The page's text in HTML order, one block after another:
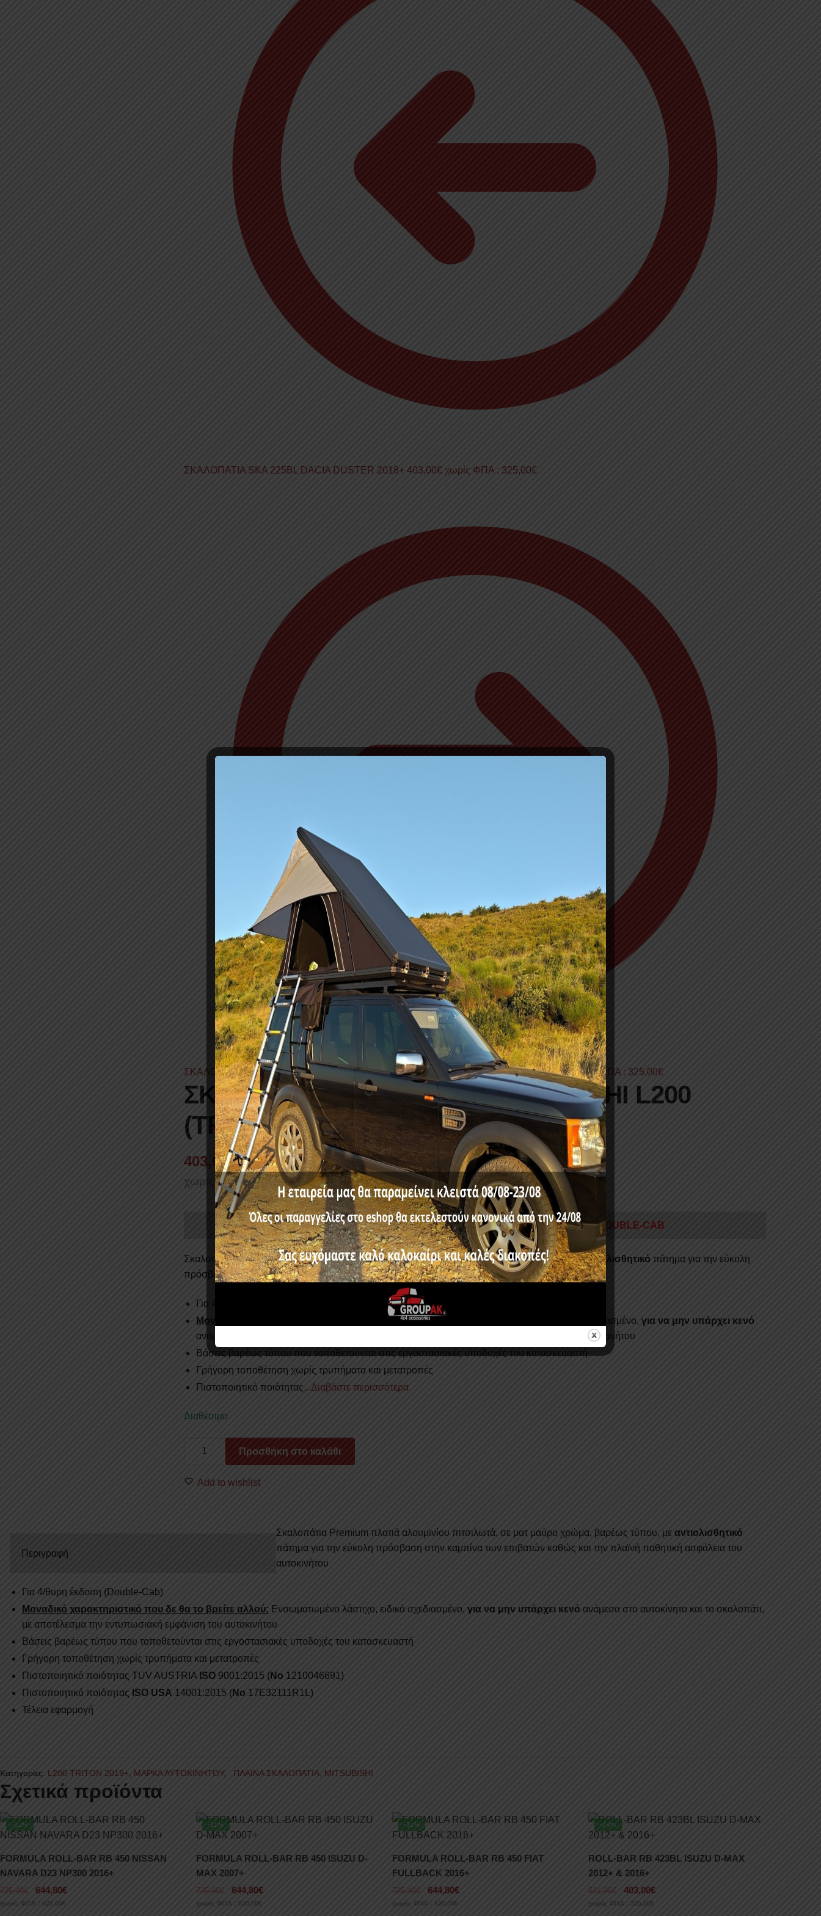
ΣΚΑΛΟΠΑΤΙΑ SKA 225BL DACIA DUSTER 2018+ 403,00€ χωρίς ΦΠΑ : 325,00€
ΣΚΑΛΟΠΑΤΙΑ SKA 225BL NISSAN NAVARA D23 NP300 2016+/DOUBLE-CAB 403,00€χωρίς ΦΠΑ :325,00€
ΣΚΑΛΟΠΑΤΙΑ SKA 225BL MITSUBISHI L200
(TRITON) 2019+/DOUBLE-CAB
403,00€
χωρίς ΦΠΑ :325,00€
Κωδικός προϊόντος:SKA 225BL MITSUBISHI L200 (TRITON) 2019+/DOUBLE-CAB
Σκαλοπάτια Premium πλατιά αλουμινίου πιτσιλωτά, σε ματ μαύρο χρώμα, βαρέως τύπου, μεαντιολισθητικό πάτημα για την εύκολη
πρόσβαση στην καμπίνα των επιβατών καθώς και την πλαϊνή παθητική ασφάλεια του αυτοκινήτου
Για 4/θυρη έκδοση (Double-Cab)
Μοναδικό χαρακτηριστικό που δε θα το βρείτε αλλού:
Ενσωματωμένο λάστιχο, ειδικά σχεδιασμένο, για να μην υπάρχει κενό
ανάμεσα στο αυτοκίνητο και το σκαλοπάτι, με αποτέλεσμα την εντυπωσιακή εμφάνιση του αυτοκινήτου
Βάσεις βαρέως τύπου που τοποθετούνται στις εργοστασιακές υποδοχές του κατασκευαστή
Γρήγορη τοποθέτηση χωρίς τρυπήματα και μετατροπές
Πιστοποιητικό ποιότητας...Διαβάστε περισσότερα
Διαθέσιμο
ΣΚΑΛΟΠΑΤΙΑ
225BL
Προσθήκη στο καλάθι
Add to wishlist
Περιγραφή
Σκαλοπάτια Premium πλατιά αλουμινίου πιτσιλωτά, σε ματ μαύρο χρώμα, βαρέως τύπου, μεαντιολισθητικό
πάτημα για την εύκολη πρόσβαση στην καμπίνα των επιβατών καθώς και την πλαϊνή παθητική ασφάλεια του
αυτοκινήτου
Για 4/θυρη έκδοση (Double-Cab)
Μοναδικό χαρακτηριστικό που δε θα το βρείτε αλλού: Ενσωματωμένο λάστιχο, ειδικά σχεδιασμένο, για να μην υπάρχει κενό ανάμεσα στο αυτοκίνητο και το σκαλοπάτι,
με αποτέλεσμα την εντυπωσιακή εμφάνιση του αυτοκινήτου
Βάσεις βαρέως τύπου που τοποθετούνται στις εργοστασιακές υποδοχές του κατασκευαστή
Γρήγορη τοποθέτηση χωρίς τρυπήματα και μετατροπές
Πιστοποιητικό ποιότητας TUV AUSTRIA ISO 9001:2015 (No 1210046691)
Πιστοποιητικό ποιότητας ISO USA 14001:2015 (No 17E32111R1L)
Τέλεια εφαρμογή
Κατηγορίες: L200 TRITON 2019+ ΜΑΡΚΑ ΑΥΤΟΚΙΝΗΤΟΥ, ΠΛΑΙΝΑ ΣΚΑΛΟΠΑΤΙΑ MITSUBISHI
Σχετικά προϊόντα
-11%
FORMULA ROLL-BAR RB 450 NISSAN
NAVARA D23 NP300 2016+
725,40€ 644,80€
χωρίς ΦΠΑ : 520,00€
-11%
FORMULA ROLL-BAR RB 450 ISUZU D-
MAX 2007+
725,40€ 644,80€
χωρίς ΦΠΑ : 520,00€
-11%
FORMULA ROLL-BAR RB 450 FIAT
FULLBACK 2016+
725,40€ 644,80€
χωρίς ΦΠΑ : 520,00€
-24%
ROLL-BAR RB 423BL ISUZU D-MAX
2012+ & 2016+
531,96€ 403,00€
χωρίς ΦΠΑ : 325,00€